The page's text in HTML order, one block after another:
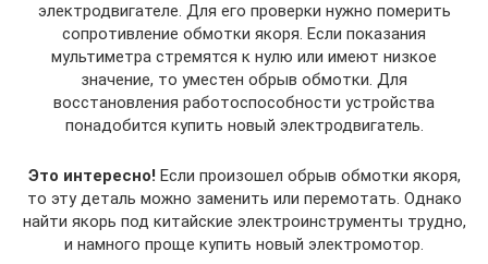
электродвигателе. Для его проверки нужно померить
сопротивление обмотки якоря. Если показания
мультиметра стремятся к нулю или имеют низкое
значение, то уместен обрыв обмотки. Для
восстановления работоспособности устройства
понадобится купить новый электродвигатель.
Это интересно! Если произошел обрыв обмотки якоря,
то эту деталь можно заменить или перемотать. Однако
найти якорь под китайские электроинструменты трудно,
и намного проще купить новый электромотор.